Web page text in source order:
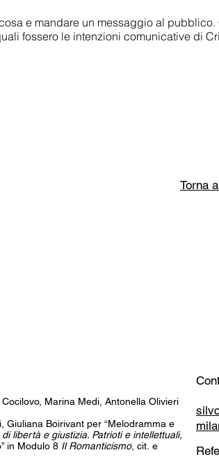
e mandare un messaggio al
fossero le intenzioni comunicative di
Torna
Marina Medi, Antonella Olivieri
Giuliana Boirivant per “Melodramma e
libertà e giustizia. Patrioti e intellettuali,
in Modulo 8 Il Romanticismo, cit. e